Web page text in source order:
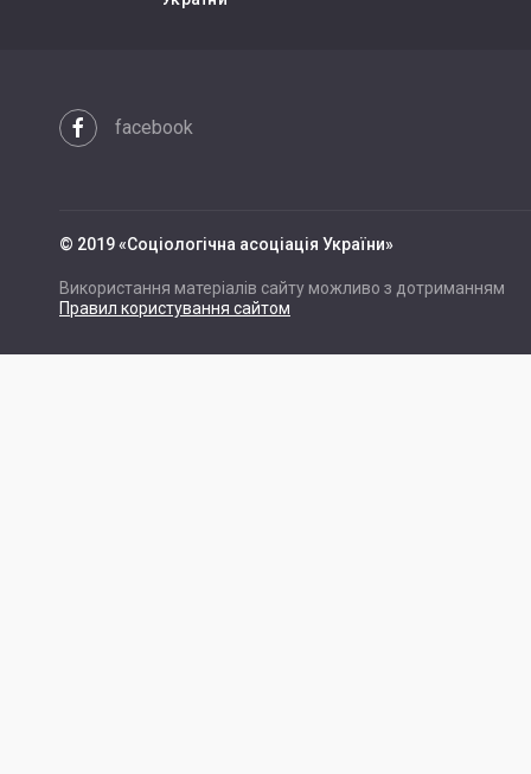
facebook
© 2019 «Cоціологічна асоціація України»
Використання матеріалів сайту можливо з дотриманням
Правил користування сайтом